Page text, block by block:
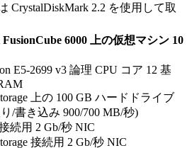
CrystalDiskMark 2.2 を使用して取
6000 上の仮想マシン 10
E5-2699 v3 論理 CPU コア 12 基
上の 100 GB ハードドライブ
/書き込み 900/700 MB/秒)
続用 2 Gb/秒 NIC
接続用 2 Gb/秒 NIC